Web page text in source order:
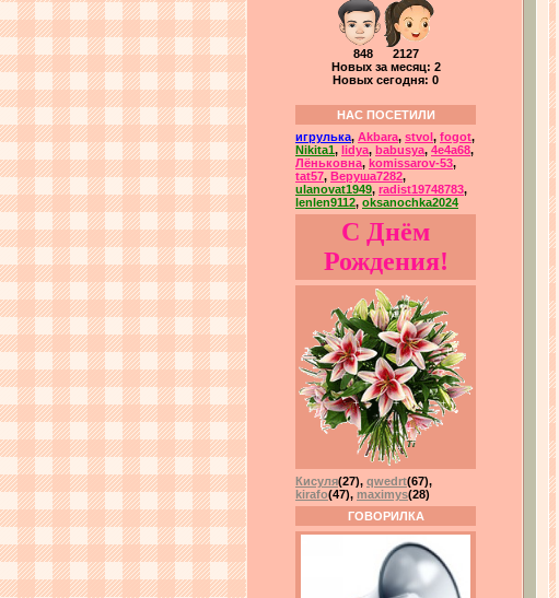
848 2127
Новых за месяц: 2
Новых сегодня: 0
НАС ПОСЕТИЛИ
игрулька, Akbara, stvol , fogot,
Nikita1, lidya, babusya, 4e4a68,
Лёньковна, komissarov-53,
tat57, Веруша7282,
ulanovat1949, radist19748783,
lenlen9112, oksanochka2024
С Днём
Рождения!
Кисуля(27), qwedrt(67),
kirafo(47), maximys(28)
ГОВОРИЛКА